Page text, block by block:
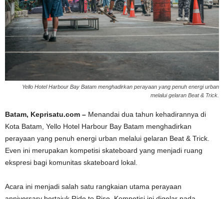
Yello Hotel Harbour Bay Batam menghadirkan perayaan yang penuh energi urban
melalui gelaran Beat & Trick.
Batam, Keprisatu.com – Menandai dua tahun kehadirannya di
Kota Batam, Yello Hotel Harbour Bay Batam menghadirkan
perayaan yang penuh energi urban melalui gelaran Beat & Trick.
Even ini merupakan kompetisi skateboard yang menjadi ruang
ekspresi bagi komunitas skateboard lokal.
Acara ini menjadi salah satu rangkaian utama perayaan